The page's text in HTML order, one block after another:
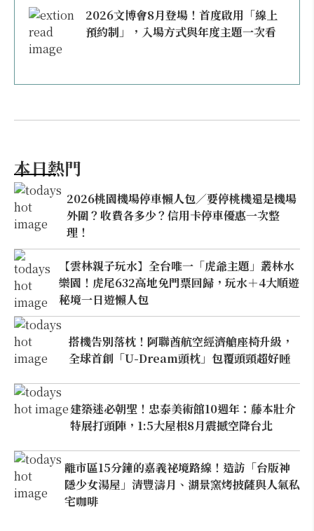
2026文博會8月登場！首度啟用「線上
預約制」，入場方式與年度主題一次看
本日熱門
2026桃園機場停車懶人包／要停桃機還是機場
外圍？收費各多少？信用卡停車優惠一次整
理！
【雲林親子玩水】全台唯一「虎爺主題」叢林水
樂園！虎尾632高地免門票回歸，玩水＋4大順遊
秘境一日遊懶人包
搭機告別落枕！阿聯酋航空經濟艙座椅升級，
全球首創「U-Dream頭枕」包覆頭頸超好睡
建築迷必朝聖！忠泰美術館10週年：藤本壯介
特展打頭陣，1:5大屋根8月震撼空降台北
離市區15分鐘的嘉義祕境路線！造訪「台版神
隱少女湯屋」清豐濤月、湖景窯烤披薩與人氣私
宅咖啡